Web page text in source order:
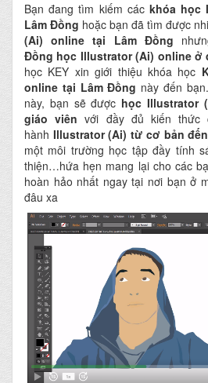
Bạn đang tìm kiếm các khóa học
Lâm Đồng hoặc bạn đã tìm được
(Ai) online tại Lâm Đồng
Đồng học Illustrator (Ai) online ở
học KEY xin giới thiệu khóa học
online tại Lâm Đồng này đến
này, bạn sẽ được học Illustrator
giáo viênvới đầy đủ kiến thức
hành Illustrator (Ai) từ cơ bản
một môi trường học tập đầy tính
thiện…hứa hẹn mang lại cho các
hoàn hảo nhất ngay tại nơi bạn ở
đâu xa